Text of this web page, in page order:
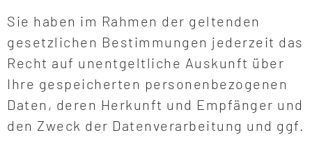
Sie haben im Rahmen der geltenden
gesetzlichen Bestimmungen jederzeit das
Recht auf unentgeltliche Auskunft über
Ihre gespeicherten personenbezogenen
Daten, deren Herkunft und Empfänger und
den Zweck der Datenverarbeitung und ggf.